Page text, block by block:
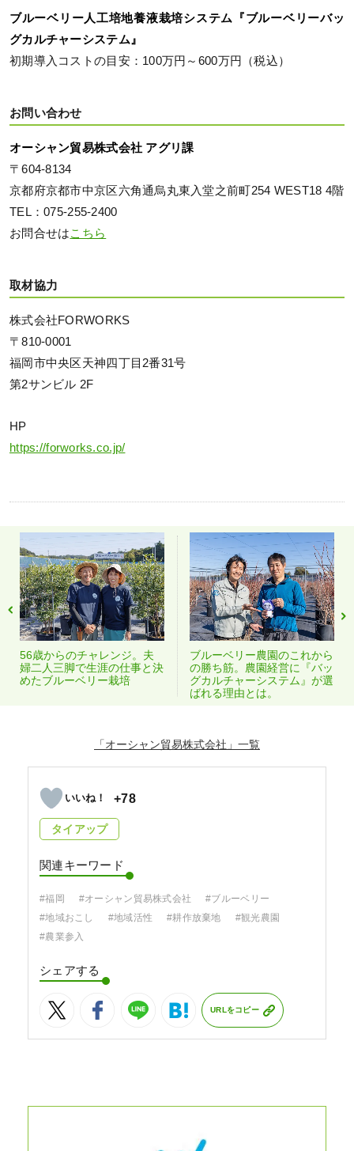
ブルーベリー人工培地養液栽培システム『ブルーベリーバッ
グカルチャーシステム』
初期導入コストの目安：100万円～600万円（税込）
お問い合わせ
オーシャン貿易株式会社 アグリ課
〒604-8134
京都府京都市中京区六角通烏丸東入堂之前町254 WEST18 4階
TEL：075-255-2400
お問合せはこちら
取材協力
株式会社FORWORKS
〒810-0001
福岡市中央区天神四丁目2番31号
第2サンビル 2F
HP
https://forworks.co.jp/
56歳からのチャレンジ。夫
婦二人三脚で生涯の仕事と決
めたブルーベリー栽培
ブルーベリー農園のこれから
の勝ち筋。農園経営に『バッ
グカルチャーシステム』が選
ばれる理由とは。
「オーシャン貿易株式会社」
+78
タイアップ
関連キーワード
#福岡 #オーシャン貿易株式会社
#ブルーベリー
#地域おこし
#地域活性 #耕作放棄地
#観光農園
#農業参入
シェアする
URLをコピー